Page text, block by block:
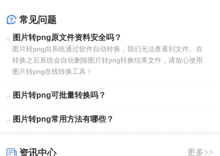
常见问题
图片转png原文件资料安全吗？
图片转png由系统通过软件自动转换，我们无法查看到文件。在
转换之后系统会自动删除图片转png转换结果文件，请放心使用
图片转png在线转换工具！
图片转png可批量转换吗？
图片转png常用方法有哪些？
资讯中心 更多>>